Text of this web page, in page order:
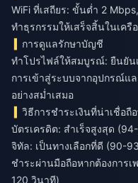
WiFi ที่เสถียร: ขั้นต่ำ 2
ทำธุรกรรมให้เสร็จสิ้นในเครื
การดูแลรักษาบัญชี
ทำโปรไฟล์ให้สมบูรณ์: ยืนยัน
การเข้าสู่ระบบจากอุปกรณ์แ
อย่างสม่ำเสมอ
วิธีการชำระเงินที่น่าเชื่อถื
บัตรเครดิต: สำเร็จสูงสุด
จิทัล: เป็นทางเลือกที่ดี (90-
ชำระผ่านมือถือหากต้องการ
120 วินาที)